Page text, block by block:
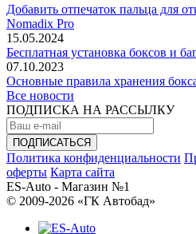
Добавить отпечаток пальца для
Nomadix Pro
15.05.2024
Бесплатная установка боксов и
07.10.2023
Основные правила хранения
Все новости
ПОДПИСКА НА РАССЫЛКУ
Политика конфиденциальности
оферты Карта сайта
ES-Auto - Магазин №1
© 2009-2026 «ГК Автобад»